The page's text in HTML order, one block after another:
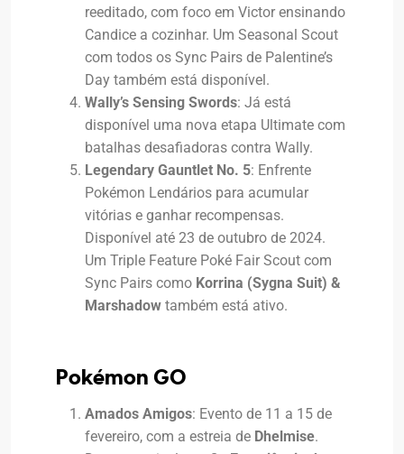
reeditado, com foco em Victor ensinando
Candice a cozinhar. Um Seasonal Scout
com todos os Sync Pairs de Palentine’s
Day também está disponível.
Wally’s Sensing Swords: Já está
disponível uma nova etapa Ultimate com
batalhas desafiadoras contra Wally.
Legendary Gauntlet No. 5: Enfrente
Pokémon Lendários para acumular
vitórias e ganhar recompensas.
Disponível até 23 de outubro de 2024.
Um Triple Feature Poké Fair Scout com
Sync Pairs como Korrina (Sygna Suit) &
Marshadow também está ativo.
Pokémon GO
Amados Amigos: Evento de 11 a 15 de
fevereiro, com a estreia de Dhelmise.